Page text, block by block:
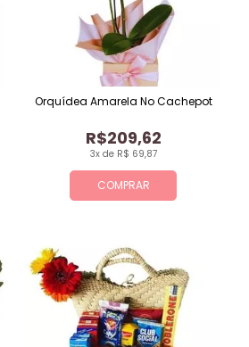
COMPRAR
3x de R$ 69,87
R$209,62
Orquídea Amarela No Cachepot